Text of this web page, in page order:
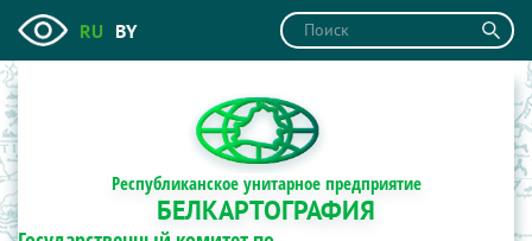
RU BY
Республиканское унитарное предприятие
БЕЛКАРТОГРАФИЯ